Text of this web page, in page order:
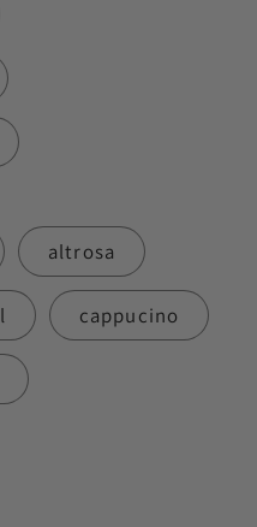
altrosa
cappucino